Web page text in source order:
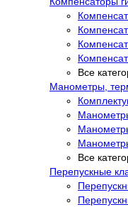
Все
Манометры,
Все
Перепускные